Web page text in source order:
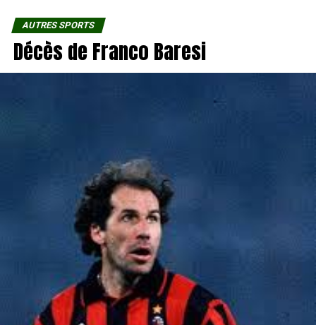
AUTRES SPORTS
Décès de Franco Baresi